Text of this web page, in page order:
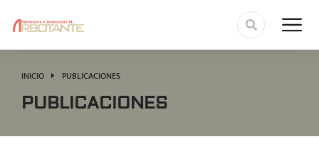
Estás aquí:
INICIO PUBLICACIONES
PUBLICACIONES